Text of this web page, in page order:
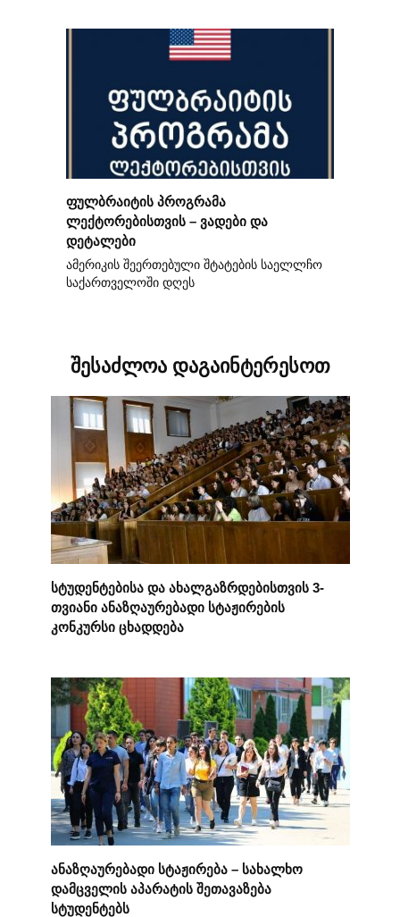
ფულბრაიტის პროგრამა
ლექტორებისთვის – ვადები და
დეტალები
ამერიკის შეერთებული შტატების საელლჩო
საქართველოში დღეს
შესაძლოა დაგაინტერესოთ
სტუდენტებისა და ახალგაზრდებისთვის 3-
თვიანი ანაზღაურებადი სტაჟირების
კონკურსი ცხადდება
ანაზღაურებადი სტაჟირება – სახალხო
დამცველის აპარატის შეთავაზება
სტუდენტებს